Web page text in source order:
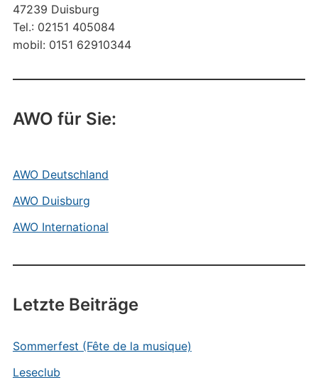
47239 Duisburg
Tel.: 02151 405084
mobil: 0151 62910344
AWO für Sie:
AWO Deutschland
AWO Duisburg
AWO International
Letzte Beiträge
Sommerfest (Fête de la musique)
Leseclub